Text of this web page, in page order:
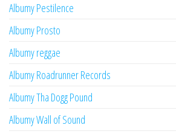
Albumy Pestilence
Albumy Prosto
Albumy reggae
Albumy Roadrunner Records
Albumy Tha Dogg Pound
Albumy Wall of Sound